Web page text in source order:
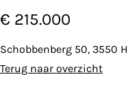
€ 215.000
Schobbenberg 50, 3550
Terug naar overzicht